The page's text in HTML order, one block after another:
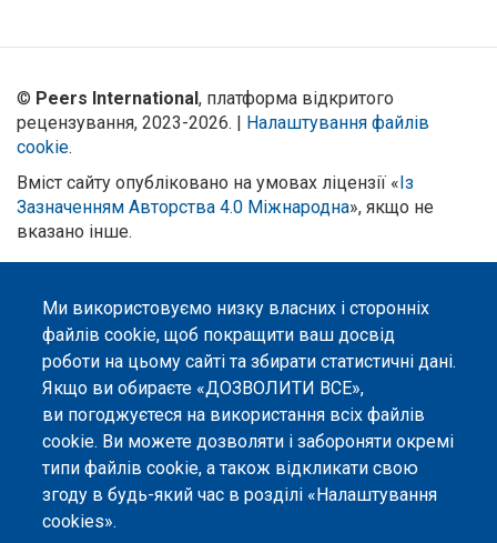
Ми використовуємо низку власних і сторонніх
файлів cookie, щоб покращити ваш досвід
роботи на цьому сайті та збирати статистичні дані.
Якщо ви обираєте «ДОЗВОЛИТИ ВСЕ»,
ви погоджуєтеся на використання всіх файлів
cookie. Ви можете дозволяти і забороняти окремі
типи файлів cookie, а також відкликати свою
згоду в будь-який час в розділі «Налаштування
cookies».
© Peers International, платформа відкритого
рецензування, 2023-2026. | Налаштування файлів
cookie.
Вміст сайту опубліковано на умовах ліцензії «Із
Зазначенням Авторства 4.0 Міжнародна», якщо не
вказано інше.
була розроблена та підтримується
за сприяння Програми Європейського Союзу Erasmus+ у межах проєкту
OPTIMA (618940-EPP-1-2020-1-UA-EPPKA2-CBHE-JP). Підтримка
Єврокомісією створення цього вебсайту не означає схвалення його
змісту, який відображає виключно погляди авторів. Єврокомісія не
несе відповідальності за будь-яке використання інформації, розміщеної
на цьому вебсайті.